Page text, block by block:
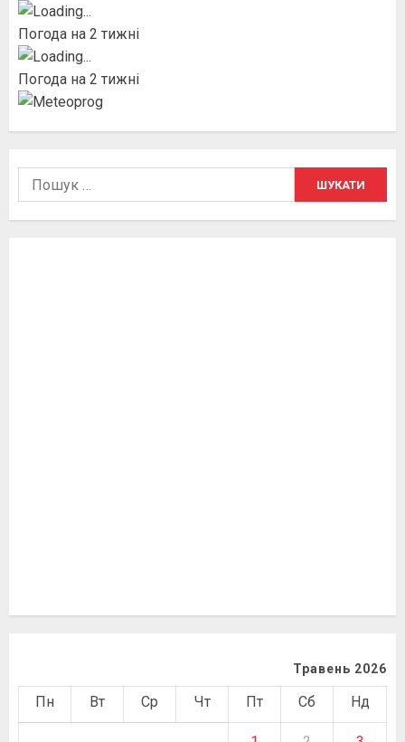
Погода на 2 тижні
Погода на 2 тижні
Пошук:
Травень 2026
Пн Вт Ср Чт Пт Сб Нд